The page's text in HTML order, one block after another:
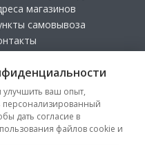
магазинов
самовывоза
ваш опыт,
персонализированный
дать согласие в
файлов cookie и